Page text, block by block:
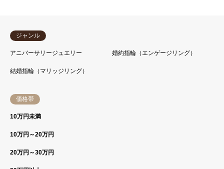
ジャンル
アニバーサリージュエリー 婚約指輪（エンゲージリング）
結婚指輪（マリッジリング）
価格帯
10万円未満
10万円～20万円
20万円～30万円